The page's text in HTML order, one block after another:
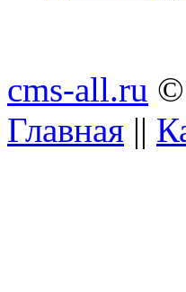
cms-all.ru ©
Главная ||